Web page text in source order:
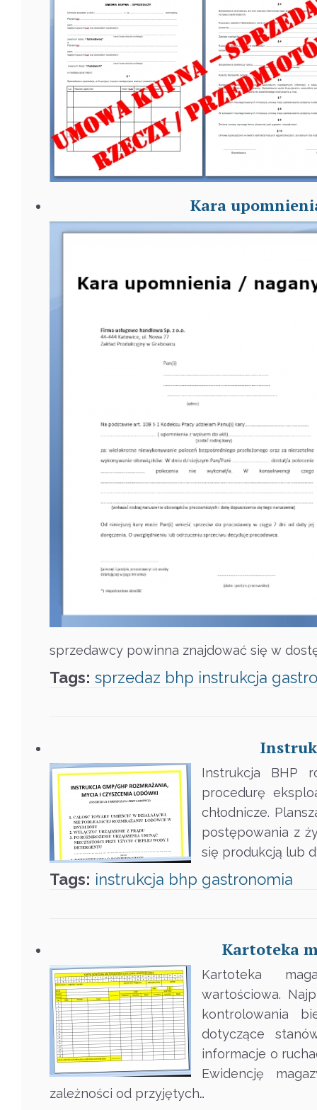
Kara
sprzedawcy powinna znajdować się w
Tags: sprzedaz bhp instrukcja
Instrukcja BHP
procedurę
chłodnicze.
postępowania z
się produkcją lub
Tags: instrukcja bhp gastronomia
Kartoteka
Kartoteka
wartościowa.
kontrolowania
dotyczące
informacje o
Ewidencję
zależności od przyjętych…